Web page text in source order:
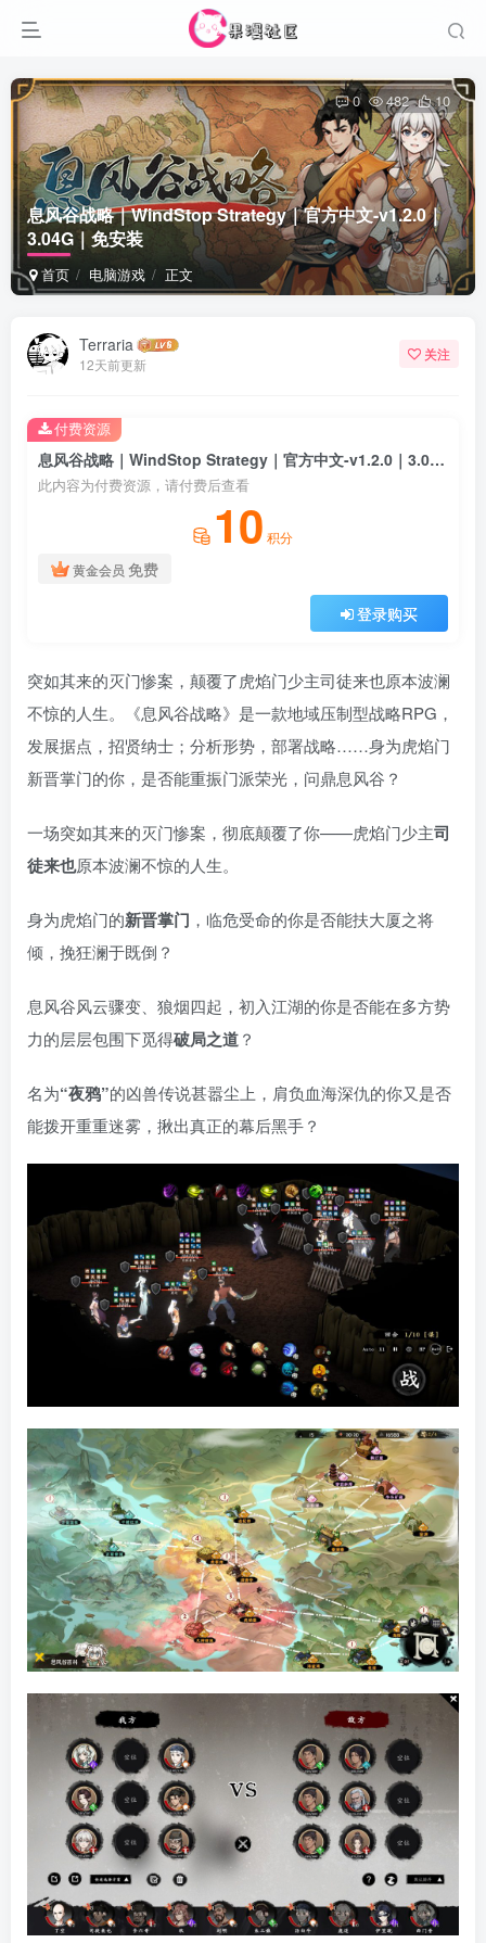
息风谷战略｜WindStop Strategy｜官方中文-v1.2.0｜
3.04G｜免安装
首页 电脑游戏 正文
0 482 10
Terraria
12天前更新
关注
息风谷战略｜WindStop Strategy｜官方中文-v1.2.0｜3.04G｜免安装
此内容为付费资源，请付费后查看
10 积分
黄金会员 免费
登录购买
付费资源
突如其来的灭门惨案，颠覆了虎焰门少主司徒来也原本波澜
不惊的人生。《息风谷战略》是一款地域压制型战略RPG，
发展据点，招贤纳士；分析形势，部署战略……身为虎焰门
新晋掌门的你，是否能重振门派荣光，问鼎息风谷？
一场突如其来的灭门惨案，彻底颠覆了你——虎焰门少主司
徒来也原本波澜不惊的人生。
身为虎焰门的新晋掌门 ，临危受命的你是否能扶大厦之将
倾，挽狂澜于既倒？
息风谷风云骤变、狼烟四起，初入江湖的你是否能在多方势
力的层层包围下觅得破局之道？
名为“夜鸦”的凶兽传说甚嚣尘上，肩负血海深仇的你又是否
能拨开重重迷雾，揪出真正的幕后黑手？